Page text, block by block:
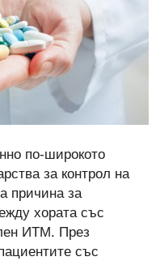
по-широкото
за контрол на
причина за
хората със
ИТМ. През
със